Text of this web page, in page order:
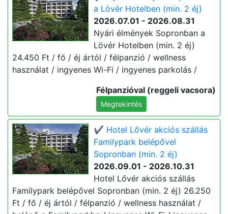
a Lövér Hotelben (min. 2 éj)
2026.07.01 - 2026.08.31
Nyári élmények Sopronban a
Lövér Hotelben (min. 2 éj)
24.450 Ft / fő / éj ártól / félpanzió / wellness
használat / ingyenes Wi-Fi / ingyenes parkolás /
Félpanzióval (reggeli vacsora)
Megtekintés
✔️ Hotel Lővér akciós szállás
Familypark belépővel
Sopronban (min. 2 éj)
2026.09.01 - 2026.10.31
Hotel Lővér akciós szállás
Familypark belépővel Sopronban (min. 2 éj) 26.250
Ft / fő / éj ártól / félpanzió / wellness használat /